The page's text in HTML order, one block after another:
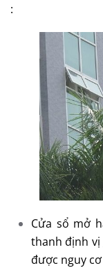
:
Cửa sổ mở
thanh định
được nguy